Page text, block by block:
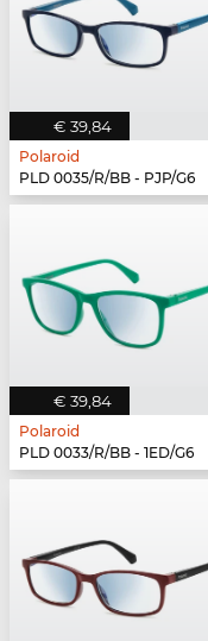
€ 39,84
Polaroid
PLD 0035/R/BB - PJP/G6
€ 39,84
Polaroid
PLD 0033/R/BB - 1ED/G6